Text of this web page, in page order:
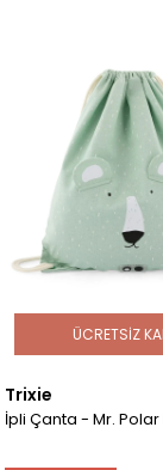
Trixie
İpli Çanta - Mr.
ÜCRETSIZ